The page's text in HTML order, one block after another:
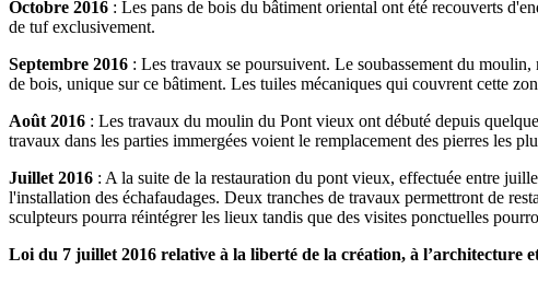
Octobre 2016 : Les pans de bois du bâtiment oriental ont été recouverts
de tuf exclusivement.
Septembre 2016 : Les travaux se poursuivent. Le soubassement du
de bois, unique sur ce bâtiment. Les tuiles mécaniques qui couvrent cette
Août 2016 : Les travaux du moulin du Pont vieux ont débuté depuis
travaux dans les parties immergées voient le remplacement des pierres les
Juillet 2016 : A la suite de la restauration du pont vieux, effectuée entre
l'installation des échafaudages. Deux tranches de travaux permettront de
sculpteurs pourra réintégrer les lieux tandis que des visites ponctuelles
Loi du 7 juillet 2016 relative à la liberté de la création, à l’architecture